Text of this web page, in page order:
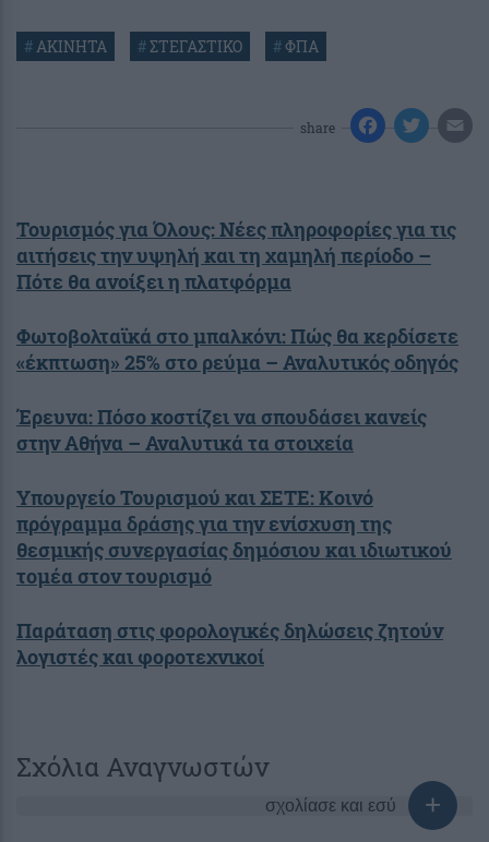
# ΑΚΙΝΗΤΑ #ΣΤΕΓΑΣΤΙΚΟ #ΦΠΑ
share
Τουρισμός για Όλους: Νέες πληροφορίες για τις
αιτήσεις την υψηλή και τη χαμηλή περίοδο –
Πότε θα ανοίξει η πλατφόρμα
Φωτοβολταϊκά στο μπαλκόνι: Πώς θα κερδίσετε
«έκπτωση» 25% στο ρεύμα – Αναλυτικός οδηγός
Έρευνα: Πόσο κοστίζει να σπουδάσει κανείς
στην Αθήνα – Αναλυτικά τα στοιχεία
Υπουργείο Τουρισμού και ΣΕΤΕ: Κοινό
πρόγραμμα δράσης για την ενίσχυση της
θεσμικής συνεργασίας δημόσιου και ιδιωτικού
τομέα στον τουρισμό
Παράταση στις φορολογικές δηλώσεις ζητούν
λογιστές και φοροτεχνικοί
Σχόλια Αναγνωστών
σχολίασε και εσύ